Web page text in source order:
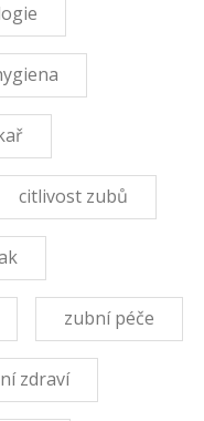
citlivost zubů
zubní péče
zdraví